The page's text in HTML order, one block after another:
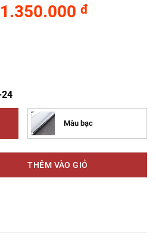
1.350.000đ
24
Màu bạc
THÊM VÀO GIỎ